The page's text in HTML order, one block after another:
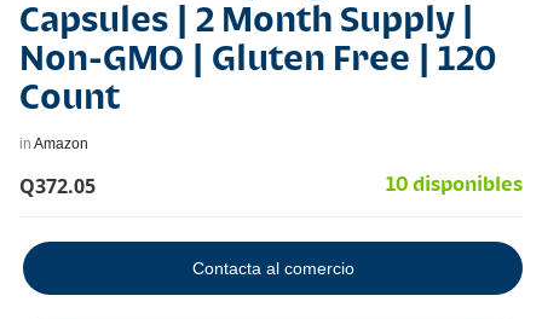
Capsules | 2 Month Supply |
Non-GMO | Gluten Free | 120
Count
in Amazon
Q372.05 10 disponibles
Contacta al comercio